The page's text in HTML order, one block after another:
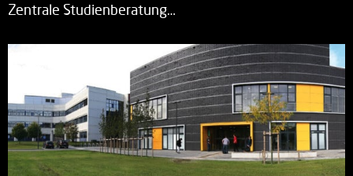
Zentrale Studienberatung…